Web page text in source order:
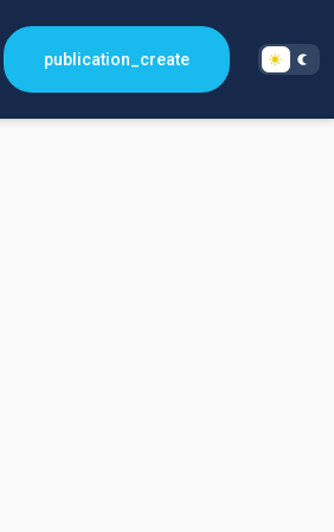
publication_create